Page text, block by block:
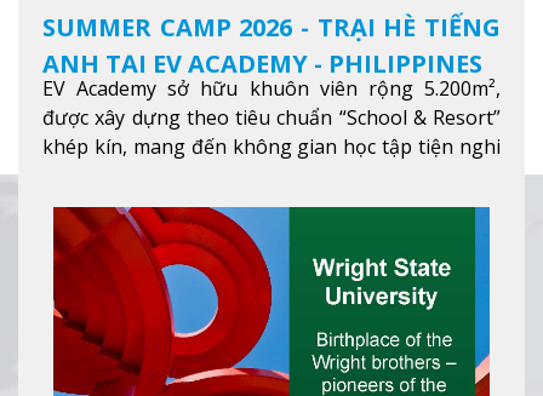
SUMMER CAMP 2026 - TRẠI HÈ TIẾNG
ANH TẠI EV ACADEMY - PHILIPPINES
EV Academy sở hữu khuôn viên rộng 5.200m²,
được xây dựng theo tiêu chuẩn “School & Resort”
khép kín, mang đến không gian học tập tiện nghi
ích hiện đạXem thêm